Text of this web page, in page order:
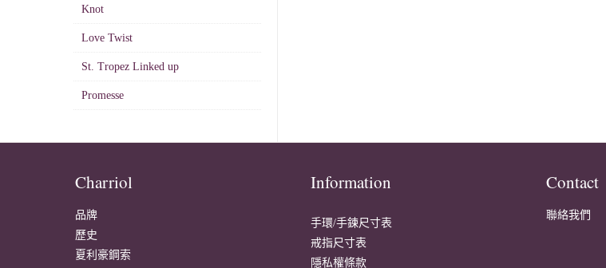
Knot
Love Twist
St. Tropez Linked up
Promesse
Charriol
品牌
歷史
夏利豪鋼索
Information
手環/手鍊尺寸表
戒指尺寸表
隱私權條款
Contact
聯絡我們